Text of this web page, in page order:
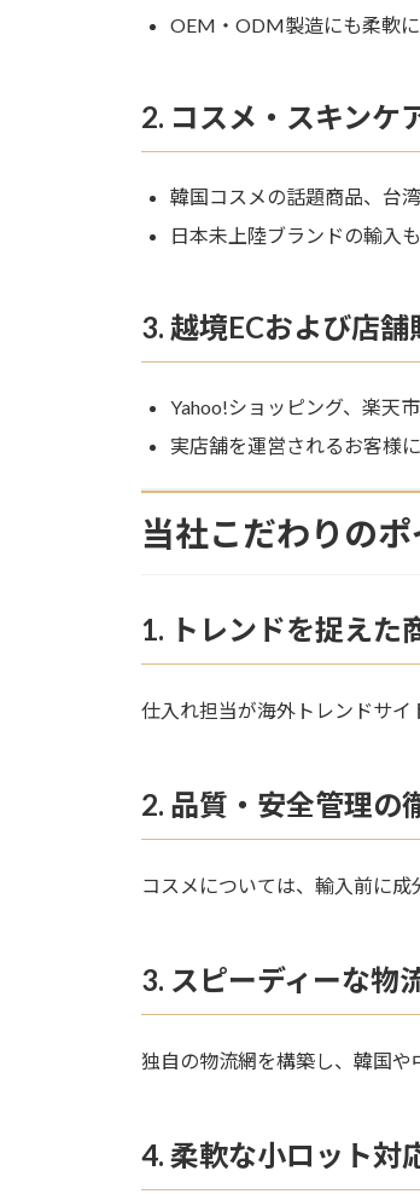
OEM・ODM製造にも柔軟
2. コスメ・スキンケ
韓国コスメの話題商品、台
日本未上陸ブランドの輸入
3. 越境ECおよび店舗
Yahoo!ショッピング、楽天
実店舗を運営されるお客様
当社こだわりのポ
1. トレンドを捉えた
仕入れ担当が海外トレンドサイ
2. 品質・安全管理の
コスメについては、輸入前に成
3. スピーディーな物
独自の物流網を構築し、韓国や
4. 柔軟な小ロット対